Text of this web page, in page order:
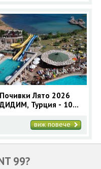
Почивки Лято 2026
ДИДИМ, Турция - 10
програмавиж повече
99?